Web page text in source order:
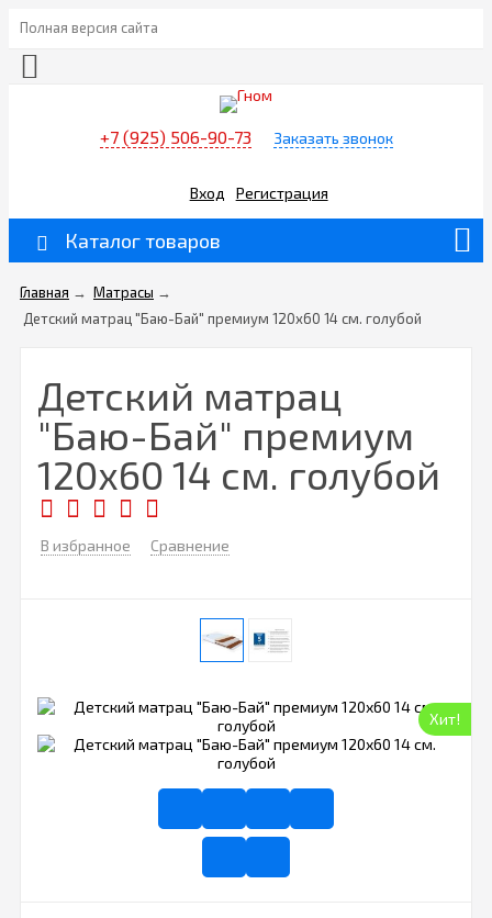
Полная версия сайта
+7 (925) 506-90-73 Заказать звонок
Вход Регистрация
Каталог товаров
Главная → Матрасы →
Детский матрац "Баю-Бай" премиум 120х60 14 см. голубой
Детский матрац
"Баю-Бай" премиум
120х60 14 см. голубой
В избранное Сравнение
Хит!